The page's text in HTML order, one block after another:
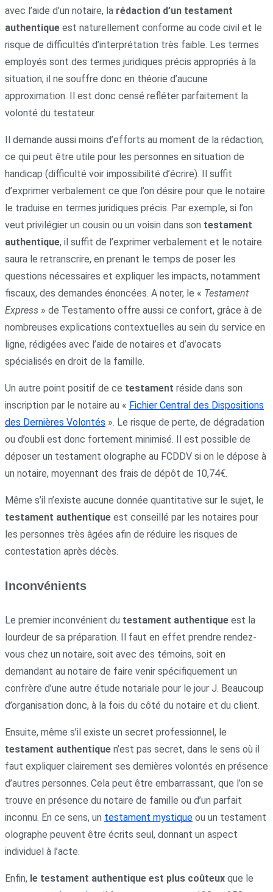
avec l’aide d’un notaire, la rédaction d’un testament
authentique est naturellement conforme au code civil et le
risque de difficultés d’interprétation très faible. Les termes
employés sont des termes juridiques précis appropriés à la
situation, il ne souffre donc en théorie d’aucune
approximation. Il est donc censé refléter parfaitement la
volonté du testateur.
Il demande aussi moins d’efforts au moment de la rédaction,
ce qui peut être utile pour les personnes en situation de
handicap (difficulté voir impossibilité d’écrire). Il suffit
d’exprimer verbalement ce que l’on désire pour que le notaire
le traduise en termes juridiques précis. Par exemple, si l’on
veut privilégier un cousin ou un voisin dans son testament
authentique, il suffit de l’exprimer verbalement et le notaire
saura le retranscrire, en prenant le temps de poser les
questions nécessaires et expliquer les impacts, notamment
fiscaux, des demandes énoncées. A noter, le « Testament
Express » de Testamento offre aussi ce confort, grâce à de
nombreuses explications contextuelles au sein du service en
ligne, rédigées avec l’aide de notaires et d’avocats
spécialisés en droit de la famille.
Un autre point positif de ce testament réside dans son
inscription par le notaire au « Fichier Central des Dispositions
des Dernières Volontés ». Le risque de perte, de dégradation
ou d’oubli est donc fortement minimisé. Il est possible de
déposer un testament olographe au FCDDV si on le dépose à
un notaire, moyennant des frais de dépôt de 10,74€.
Même s’il n’existe aucune donnée quantitative sur le sujet, le
testament authentique est conseillé par les notaires pour
les personnes très âgées afin de réduire les risques de
contestation après décès.
Inconvénients
Le premier inconvénient du testament authentique est la
lourdeur de sa préparation. Il faut en effet prendre rendez-
vous chez un notaire, soit avec des témoins, soit en
demandant au notaire de faire venir spécifiquement un
confrère d’une autre étude notariale pour le jour J. Beaucoup
d’organisation donc, à la fois du côté du notaire et du client.
Ensuite, même s’il existe un secret professionnel, le
testament authentique n’est pas secret, dans le sens où il
faut expliquer clairement ses dernières volontés en présence
d’autres personnes. Cela peut être embarrassant, que l’on se
trouve en présence du notaire de famille ou d’un parfait
inconnu. En ce sens, un testament mystique ou un testament
olographe peuvent être écrits seul, donnant un aspect
individuel à l’acte.
Enfin, le testament authentique est plus coûteux que le